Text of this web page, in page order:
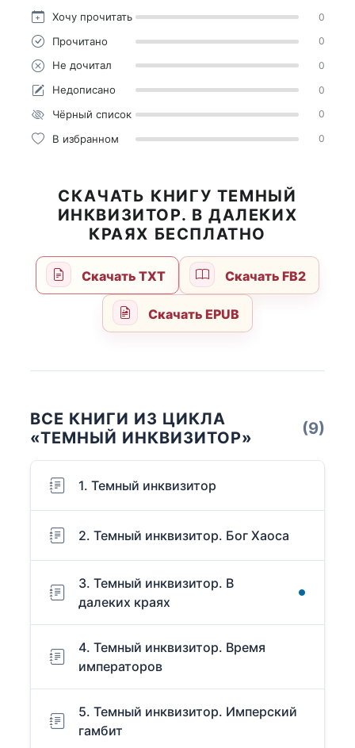
Хочу прочитать 0
Прочитано 0
Не дочитал 0
Недописано 0
Чёрный список 0
В избранном 0
СКАЧАТЬ КНИГУ ТЕМНЫЙ
ИНКВИЗИТОР. В ДАЛЕКИХ
КРАЯХ БЕСПЛАТНО
Скачать TXT Скачать FB2
Скачать EPUB
ВСЕ КНИГИ ИЗ ЦИКЛА
«ТЕМНЫЙ ИНКВИЗИТОР»
(9)
1. Темный инквизитор
2. Темный инквизитор. Бог Хаоса
3. Темный инквизитор. В
далеких краях
4. Темный инквизитор. Время
императоров
5. Темный инквизитор. Имперский
гамбит